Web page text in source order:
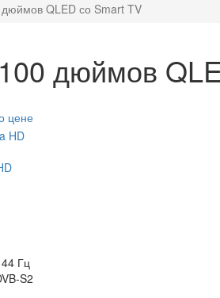
QLED со Smart TV
дюймов
цене
Гц
S2